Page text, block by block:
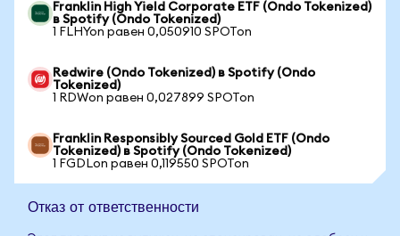
Franklin High Yield Corporate ETF (Ondo Tokenized)
в Spotify (Ondo Tokenized)
1 FLHYon равен 0,050910 SPOTon
Redwire (Ondo Tokenized) в Spotify (Ondo
Tokenized)
1 RDWon равен 0,027899 SPOTon
Franklin Responsibly Sourced Gold ETF (Ondo
Tokenized) в Spotify (Ondo Tokenized)
1 FGDLon равен 0,119550 SPOTon
Отказ от ответственности